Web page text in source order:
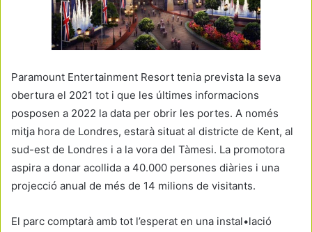
Paramount Entertainment Resort tenia prevista la seva
obertura el 2021 tot i que les últimes informacions
posposen a 2022 la data per obrir les portes. A només
mitja hora de Londres, estarà situat al districte de Kent, al
sud-est de Londres i a la vora del Tàmesi. La promotora
aspira a donar acollida a 40.000 persones diàries i una
projecció anual de més de 14 milions de visitants.
El parc comptarà amb tot l’esperat en una instal•lació